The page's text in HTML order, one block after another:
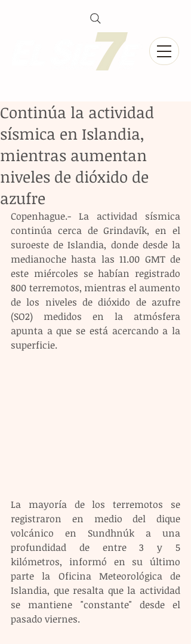
Continúa la actividad
sísmica en Islandia,
mientras aumentan
niveles de dióxido de
azufre
Copenhague.- La actividad sísmica
continúa cerca de Grindavík, en el
suroeste de Islandia, donde desde la
medianoche hasta las 11.00 GMT de
este miércoles se habían registrado
800 terremotos, mientras el aumento
de los niveles de dióxido de azufre
(SO2) medidos en la atmósfera
apunta a que se está acercando a la
superficie.
La mayoría de los terremotos se
registraron en medio del dique
volcánico en Sundhnúk a una
profundidad de entre 3 y 5
kilómetros, informó en su último
parte la Oficina Meteorológica de
Islandia, que resalta que la actividad
se mantiene "constante" desde el
pasado viernes.